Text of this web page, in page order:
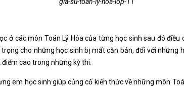
ở các môn Toán Lý Hóa của từng học sinh sau đó
cho những học sinh bị mất căn bản, đối với những
cao trong những kỳ thi.
em học sinh giúp củng cố kiến thức về những môn